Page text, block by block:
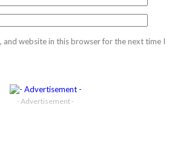
and website in this browser for the next time I
- Advertisement -